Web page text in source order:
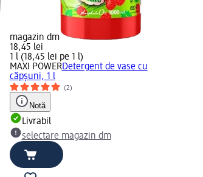
magazin dm
18,45 lei
1 l (18,45 lei pe 1 l)
MAXI POWERDetergent de vase cu
căpșuni, 1 l
(2)
Notă
Livrabil
selectare magazin dm